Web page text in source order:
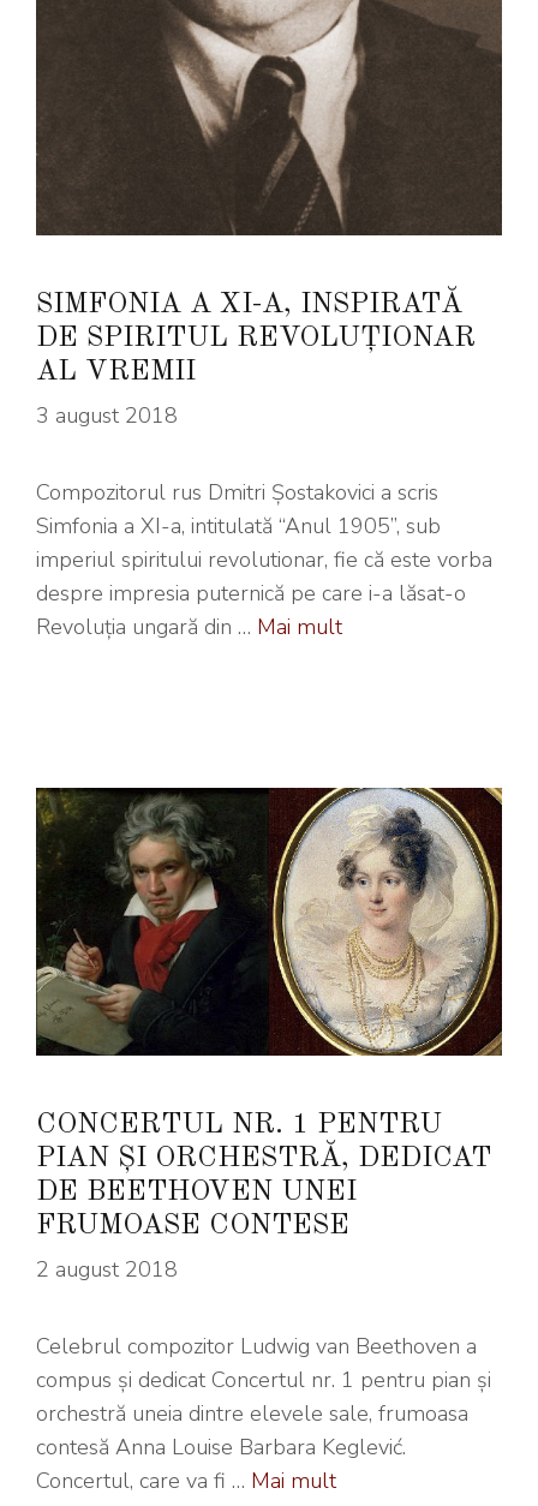
SIMFONIA A XI-A, INSPIRATĂ
DE SPIRITUL REVOLUȚIONAR
AL VREMII
3 august 2018
Compozitorul rus Dmitri Șostakovici a scris
Simfonia a XI-a, intitulată “Anul 1905”, sub
imperiul spiritului revolutionar, fie că este vorba
despre impresia puternică pe care i-a lăsat-o
Revoluția ungară din … Mai mult
CONCERTUL NR. 1 PENTRU
PIAN ȘI ORCHESTRĂ, DEDICAT
DE BEETHOVEN UNEI
FRUMOASE CONTESE
2 august 2018
Celebrul compozitor Ludwig van Beethoven a
compus și dedicat Concertul nr. 1 pentru pian și
orchestră uneia dintre elevele sale, frumoasa
contesă Anna Louise Barbara Keglević.
Concertul, care va fi … Mai mult